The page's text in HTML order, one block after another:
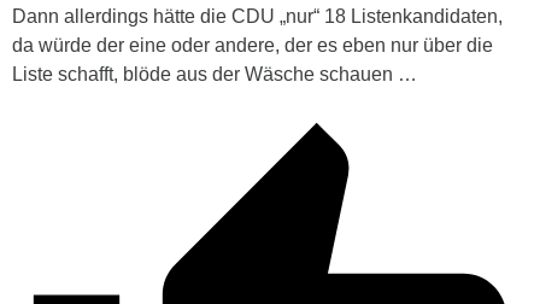
Dann allerdings hätte die CDU „nur“ 18 Listenkandidaten,
da würde der eine oder andere, der es eben nur über die
Liste schafft, blöde aus der Wäsche schauen …